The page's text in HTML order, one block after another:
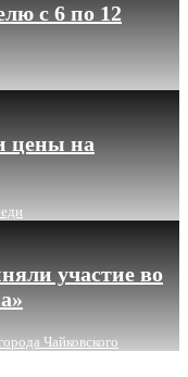
с 6 по 12
цены на
участие во
Чайковского